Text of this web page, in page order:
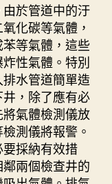
於管道中的汙
化碳等氣體，
等氣體，這些
性氣體。特別
水管道簡單造
，除了應有必
氣體檢測儀放
測儀將報警。
採納有效措
兩個檢查井的